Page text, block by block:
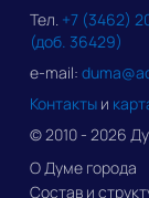
Тел. +7 (3462)
(доб. 36429)
e-mail:
Контакты и
© 2010 - 2026
О Думе города
Состав и